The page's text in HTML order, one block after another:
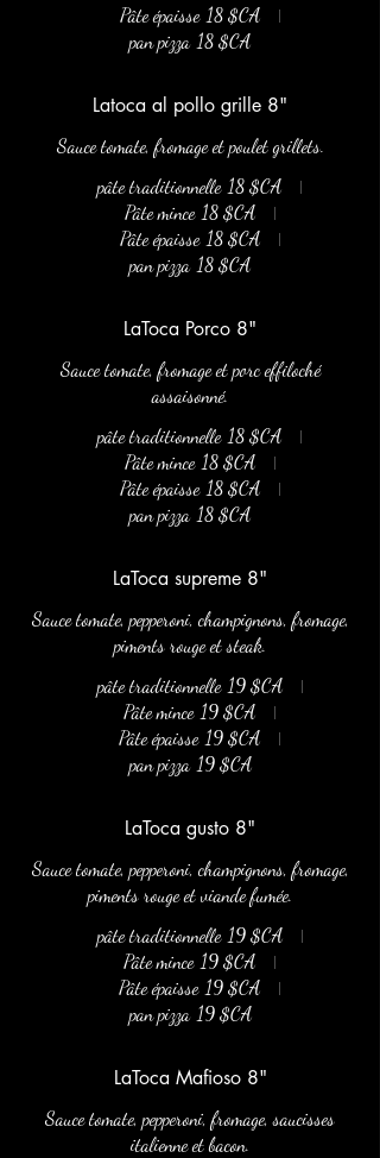
Pâte épaisse 18 $CA
pan pizza 18 $CA
Latoca al pollo grille 8"
Sauce tomate, fromage et poulet grillets.
pâte traditionnelle 18 $CA
Pâte mince 18 $CA
Pâte épaisse 18 $CA
pan pizza 18 $CA
LaToca Porco 8"
Sauce tomate, fromage et porc effiloché
assaisonné.
pâte traditionnelle 18 $CA
Pâte mince 18 $CA
Pâte épaisse 18 $CA
pan pizza 18 $CA
LaToca supreme 8"
Sauce tomate, pepperoni, champignons, fromage,
piments rouge et steak.
pâte traditionnelle 19 $CA
Pâte mince 19 $CA
Pâte épaisse 19 $CA
pan pizza 19 $CA
LaToca gusto 8"
Sauce tomate, pepperoni, champignons, fromage,
piments rouge et viande fumée.
pâte traditionnelle 19 $CA
Pâte mince 19 $CA
Pâte épaisse 19 $CA
pan pizza 19 $CA
LaToca Mafioso 8"
Sauce tomate, pepperoni, fromage, saucisses
italienne et bacon.